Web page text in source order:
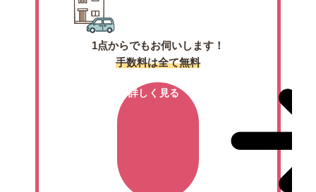
1点からでもお伺いします！
手数料は全て無料
詳しく見る